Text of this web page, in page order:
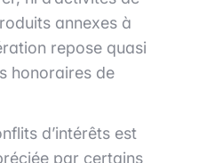
annexes à
repose quasi
honoraires de
d’intérêts est
par certains